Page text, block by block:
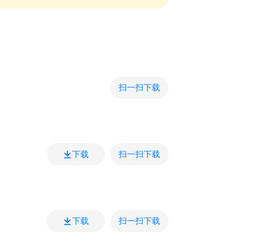
扫一扫下载
下载 扫一扫下载
下载 扫一扫下载